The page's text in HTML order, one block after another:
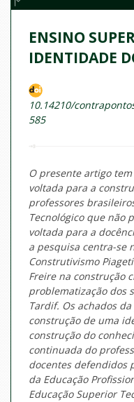
ENSINO
IDENTIDADE
10.14210/
585
O presente artigo
voltada para a
professores
Tecnológico que não
voltada para a
a pesquisa centra-se
Construtivismo
Freire na construção
problematização dos
Tardif. Os achados
construção de uma
construção do
continuada do
docentes defendidos
da Educação
Educação Superior